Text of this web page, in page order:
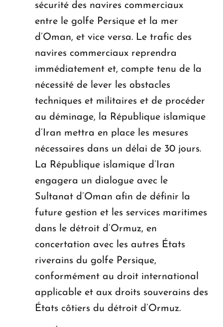
sécurité des navires commerciaux
entre le golfe Persique et la mer
d’Oman, et vice versa. Le trafic des
navires commerciaux reprendra
immédiatement et, compte tenu de la
nécessité de lever les obstacles
techniques et militaires et de procéder
au déminage, la République islamique
d’Iran mettra en place les mesures
nécessaires dans un délai de 30 jours.
La République islamique d’Iran
engagera un dialogue avec le
Sultanat d’Oman afin de définir la
future gestion et les services maritimes
dans le détroit d’Ormuz, en
concertation avec les autres États
riverains du golfe Persique,
conformément au droit international
applicable et aux droits souverains des
États côtiers du détroit d’Ormuz.